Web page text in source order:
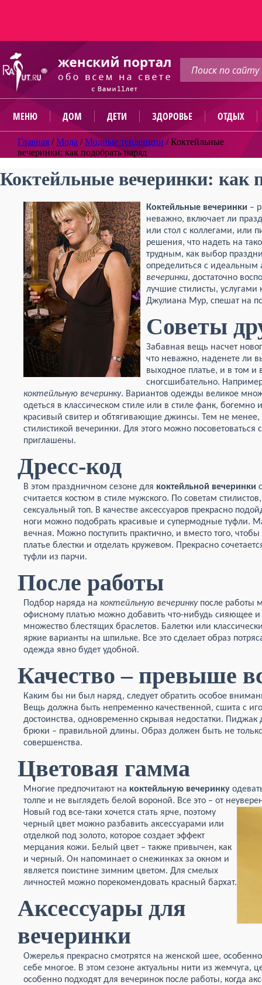
МЕНЮ ДОМ ДЕТИ ЗДОРОВЬЕ ОТДЫХ
Главная /Мода /Модные тенденции /Коктейльные
вечеринки: как подобрать наряд
Коктейльные вечеринки: как
Коктейльные вечеринки –
неважно, включает ли
или стол с коллегами, или
решения, что надеть на
трудным, как выбор
определиться с
вечеринки, достаточно
лучшие стилисты,
Джулиана Мур, спешат на
Советы
Забавная вещь насчет
что неважно, наденете ли
выходное платье, и в том и
сногсшибательно.
коктейльную вечеринку. Вариантов одежды великое
одеться в классическом стиле или в стиле фанк,
красивый свитер и обтягивающие джинсы. Тем не менее,
стилистикой вечеринки. Для этого можно посоветоваться
приглашены.
Дресс-код
В этом праздничном сезоне для коктейльной вечеринки
считается костюм в стиле мужского. По советам
сексуальный топ. В качестве аксессуаров прекрасно
ноги можно подобрать красивые и супермодные туфли.
вечная. Можно поступить практично, и вместо того,
платье блестки и отделать кружевом. Прекрасно
туфли из парчи.
После работы
Подбор наряда на коктейльную вечеринкупосле работы
офисному платью можно добавить что-нибудь сияющее
множество блестящих браслетов. Балетки или
яркие варианты на шпильке. Все это сделает образ
одежда явно будет удобной.
Качество – превыше
Каким бы ни был наряд, следует обратить особое
Вещь должна быть непременно качественной, сшита с
достоинства, одновременно скрывая недостатки.
брюки – правильной длины. Образ должен быть не
совершенства.
Цветовая гамма
Многие предпочитают на коктейльную вечеринку
толпе и не выглядеть белой вороной. Все это – от
Новый год все-таки хочется стать ярче, поэтому
черный цвет можно разбавить аксессуарами или
отделкой под золото, которое создает эффект
мерцания кожи. Белый цвет – также привычен, как
и черный. Он напоминает о снежинках за окном и
является поистине зимним цветом. Для смелых
личностей можно порекомендовать красный бархат.
Аксессуары для
вечеринки
Ожерелья прекрасно смотрятся на женской шее,
себе многое. В этом сезоне актуальны нити из жемчуга,
особенно подходят для вечеринок после работы, когда